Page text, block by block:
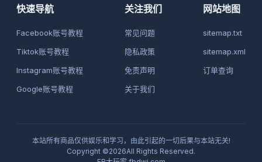
快速导航
Facebook账号教程
Tiktok账号教程
Instagram账号教程
Google账号教程
关注我们
常见问题
隐私政策
免责声明
关于我们
网站地图
sitemap.txt
sitemap.xml
订单查询
本站所有商品仅供娱乐和学习，由此引起的一切后果与本站无关!
Copyright ©2026All Rights Reserved.